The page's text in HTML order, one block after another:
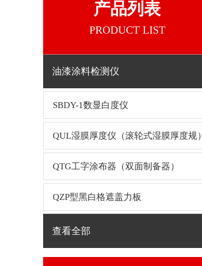
产品列表
PRODUCT LIST
油漆涂料检测仪
SBDY-1数显白度仪
QUL湿膜厚度仪（滚轮式湿膜厚度规）
QTG工字涂布器（双面制备器）
QZP型黑白格遮盖力板
查看全部